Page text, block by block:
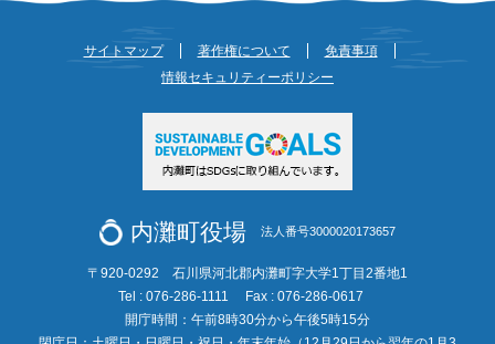
サイトマップ 著作権について
免責事項
情報セキュリティーポリシー
内灘町役場 法人番号3000020173657
〒920-0292 石川県河北郡内灘町字大学1丁目2番地1
Tel : 076-286-1111
Fax : 076-286-0617
開庁時間：午前8時30分から午後5時15分